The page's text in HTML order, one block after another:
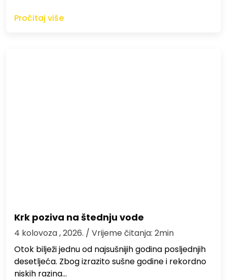
Pročitaj više
Krk poziva na štednju vode
4 kolovoza , 2026. / Vrijeme čitanja: 2min
Otok bilježi jednu od najsušnijih godina posljednjih
desetljeća. Zbog izrazito sušne godine i rekordno
niskih razina…